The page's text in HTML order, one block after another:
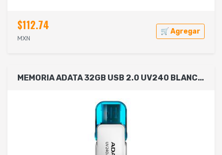
$112.74
MXN
🛒 Agregar
MEMORIA ADATA 32GB USB 2.0 UV240 BLANCO ( AUV240-32G-RWH)